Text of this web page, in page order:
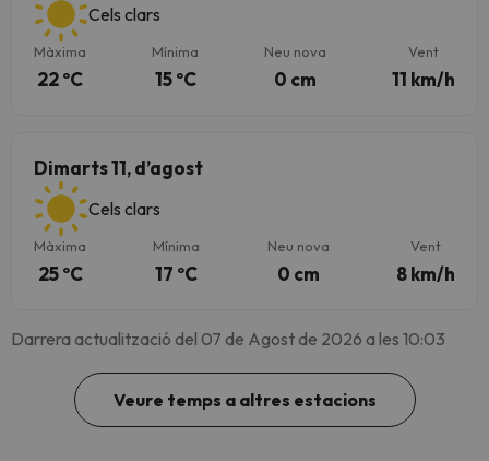
Cels clars
Màxima
22 ºC
Mínima
15 ºC
Neu nova
0 cm
Vent
11 km/h
Dimarts 11, d’agost
Cels clars
Màxima
25 ºC
Mínima
17 ºC
Neu nova
0 cm
Vent
8 km/h
Darrera actualització del 07 de Agost de 2026 a les 10:03
Veure temps a altres estacions